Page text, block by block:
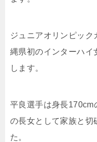
ジュニアオリンピック
縄県初のインターハイ
します。
平良選手は身長170cm
の長女として家族と切
た。